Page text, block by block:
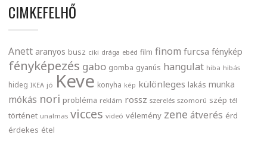
CIMKEFELHŐ
Anett aranyos busz ciki drága ebéd film finom furcsa fénykép
fényképezés gabo gomba gyanús hangulat hiba hibás
hideg IKEA jó Keve konyha kép különleges lakás munka
mókás nori probléma reklám rossz szerelés szomorú szép tél
történet unalmas vicces videó vélemény zene átverés érd
érdekes étel